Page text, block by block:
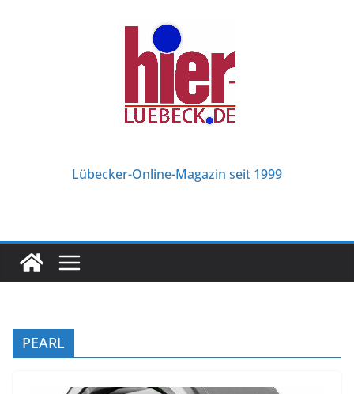
Lübecker-Online-Magazin seit 1999
PEARL